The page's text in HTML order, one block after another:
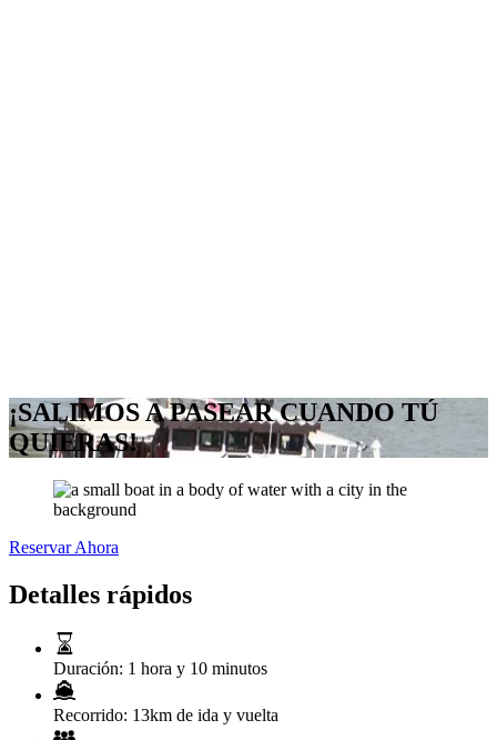
¡SALIMOS A PASEAR CUANDO TÚ
QUIERAS!
Reservar Ahora
Detalles rápidos
Duración: 1 hora y 10 minutos
Recorrido: 13km de ida y vuelta